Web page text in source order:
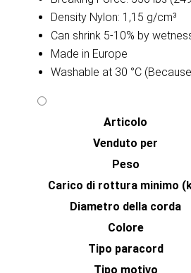
Density Nylon: 1,15 g/cm³
Can shrink 5-10% by
Made in Europe
Washable at 30 °C
Articolo
Venduto per
Peso
Carico di rottura minimo
Diametro della corda
Colore
Tipo paracord
Tipo motivo